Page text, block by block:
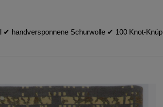
✔︎ handversponnene Schurwolle ✔︎ 100 Knot-